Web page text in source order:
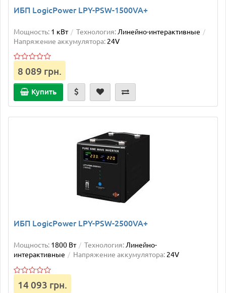
ИБП LogicPower LPY-PSW-1500VA+
Мощность: 1 кВт Технология: Линейно-интерактивные
Напряжение аккумулятора: 24V
8 089 грн.
Купить
ИБП LogicPower LPY-PSW-2500VA+
Мощность: 1800 Вт Технология: Линейно-
интерактивные
Напряжение аккумулятора: 24V
14 093 грн.